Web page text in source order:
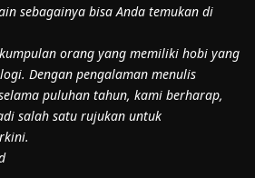
sebagainya bisa Anda temukan di
orang yang memiliki hobi yang
Dengan pengalaman menulis
puluhan tahun, kami berharap,
salah satu rujukan untuk